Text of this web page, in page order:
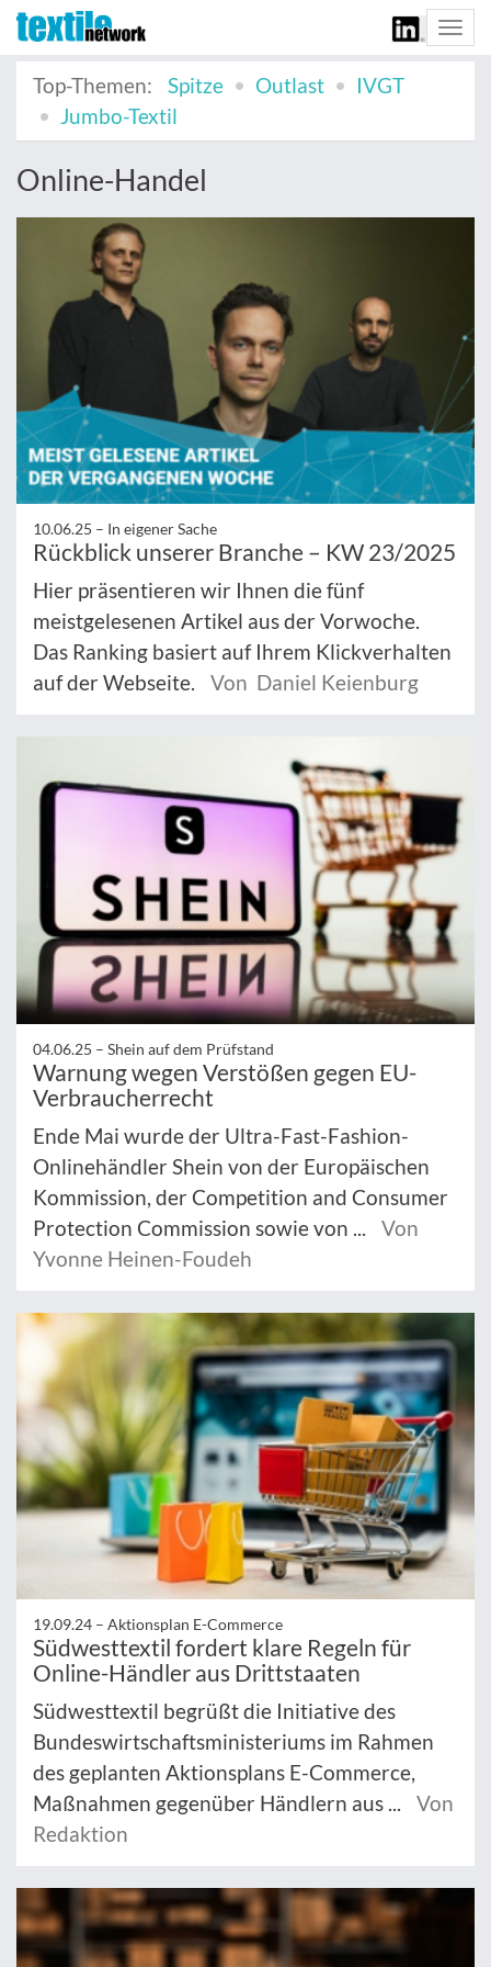
Top-Themen:
Spitze Outlast
IVGT
Jumbo-Textil
Online-Handel
10.06.25 – In eigener Sache
Rückblick unserer Branche – KW 23/2025
Hier präsentieren wir Ihnen die fünf
meistgelesenen Artikel aus der Vorwoche.
Das Ranking basiert auf Ihrem Klickverhalten
auf der Webseite.
Von Daniel Keienburg
04.06.25 – Shein auf dem Prüfstand
Warnung wegen Verstößen gegen EU-
Verbraucherrecht
Ende Mai wurde der Ultra-Fast-Fashion-
Onlinehändler Shein von der Europäischen
Kommission, der Competition and Consumer
Protection Commission sowie von ...
Von
Yvonne Heinen-Foudeh
19.09.24 – Aktionsplan E-Commerce
Südwesttextil fordert klare Regeln für
Online-Händler aus Drittstaaten
Südwesttextil begrüßt die Initiative des
Bundeswirtschaftsministeriums im Rahmen
des geplanten Aktionsplans E-Commerce,
Maßnahmen gegenüber Händlern aus ...
Von
Redaktion